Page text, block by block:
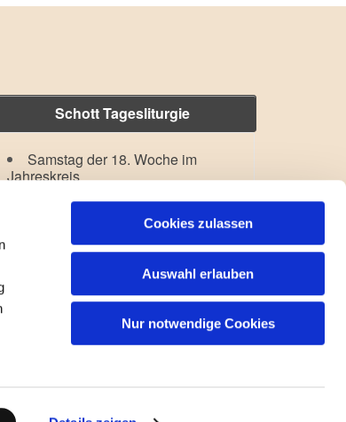
Cookies zulassen
Auswahl erlauben
Nur notwendige Cookies
Schott Tagesliturgie
Samstag der 18. Woche im
Jahreskreis
Lesejahr: A II, Stb: II. Woche